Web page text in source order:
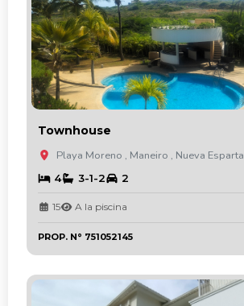
Townhouse
Playa Moreno , Maneiro , Nueva Esparta
4 3-1-2 2
15 A la piscina
PROP. N° 751052145